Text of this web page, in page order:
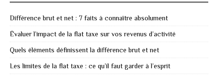
Différence brut et net : 7 faits à connaître absolument
Évaluer l’impact de la flat taxe sur vos revenus d’activité
Quels éléments définissent la différence brut et net
Les limites de la flat taxe : ce qu’il faut garder à l’esprit